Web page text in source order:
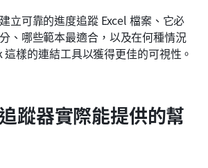
立可靠的進度追蹤 Excel 檔案、它必
、哪些範本最適合，以及在何種情況
樣的連結工具以獲得更佳的可視性。
蹤器實際能提供的幫